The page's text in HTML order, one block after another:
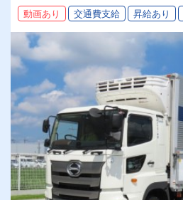
動画あり 交通費支給 昇給あり